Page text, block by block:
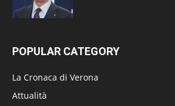
POPULAR CATEGORY
La Cronaca di Verona
Attualità